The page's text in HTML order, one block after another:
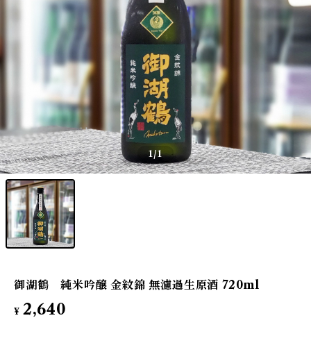
1/1
御湖鶴 純米吟醸 金紋錦 無濾過生原酒 720ml
¥ 2,640